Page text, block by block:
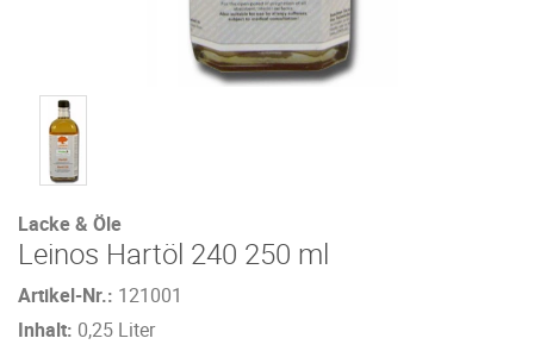
Lacke & Öle
Leinos Hartöl 240 250 ml
Artikel-Nr.: 121001
Inhalt: 0,25 Liter